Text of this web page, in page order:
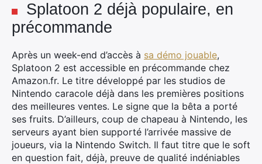
Splatoon 2 déjà populaire, en
précommande
Après un week-end d’accès à sa démo jouable,
Splatoon 2 est accessible en précommande chez
Amazon.fr. Le titre développé par les studios de
Nintendo caracole déjà dans les premières positions
des meilleures ventes. Le signe que la bêta a porté
ses fruits. D’ailleurs, coup de chapeau à Nintendo, les
serveurs ayant bien supporté l’arrivée massive de
joueurs, via la Nintendo Switch. Il faut titre que le soft
en question fait, déjà, preuve de qualité indéniables